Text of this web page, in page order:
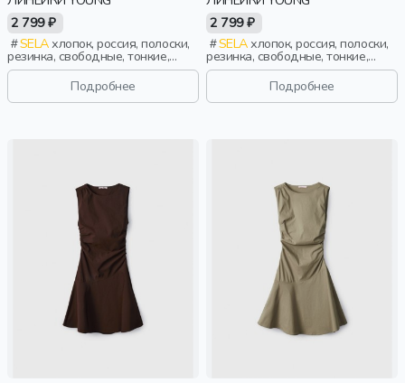
2 799 ₽
SELAхлопок, россия, полоски,
резинка, свободные, тонкие,
клеш, эластичные, девочки,
старшеклассники, дети
Подробнее
2 799 ₽
SELAхлопок, россия, полоски,
резинка, свободные, тонкие,
клеш, эластичные, девочки,
старшеклассники, дети
Подробнее